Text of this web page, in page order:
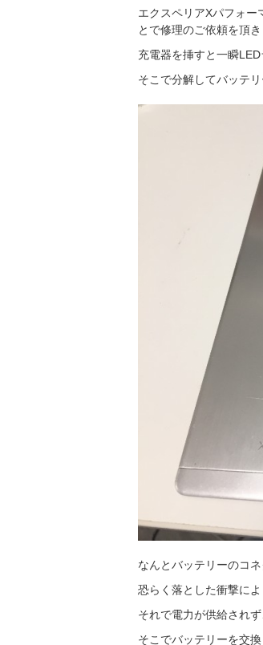
エクスペリアXパフォー
とで修理のご依頼を頂き
充電器を挿すと一瞬
そこで分解してバッテ
なんとバッテリーのコ
恐らく落とした衝撃に
それで電力が供給され
そこでバッテリーを交